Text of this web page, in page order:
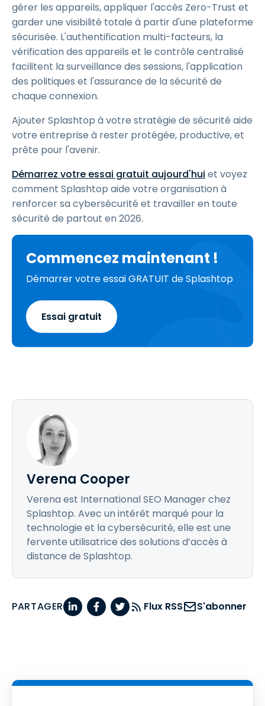
gérer les appareils, appliquer l'accès Zero-Trust et
garder une visibilité totale à partir d'une plateforme
sécurisée. L'authentification multi-facteurs, la
vérification des appareils et le contrôle centralisé
facilitent la surveillance des sessions, l'application
des politiques et l'assurance de la sécurité de
chaque connexion.
Ajouter Splashtop à votre stratégie de sécurité aide
votre entreprise à rester protégée, productive, et
prête pour l'avenir.
Démarrez votre essai gratuit aujourd'hui et voyez
comment Splashtop aide votre organisation à
renforcer sa cybersécurité et travailler en toute
sécurité de partout en 2026.
Commencez maintenant !
Démarrer votre essai GRATUIT de Splashtop
Essai gratuit
Verena Cooper
Verena est International SEO Manager chez
Splashtop. Avec un intérêt marqué pour la
technologie et la cybersécurité, elle est une
fervente utilisatrice des solutions d’accès à
distance de Splashtop.
PARTAGER Flux RSS S'abonner